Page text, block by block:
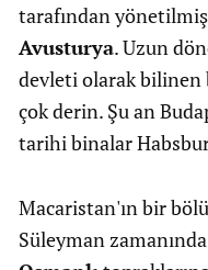
tarafından
Avusturya. Uzun
devleti olarak bilinen
çok derin. Şu an
tarihi binalar
Macaristan'ın bir
Süleyman